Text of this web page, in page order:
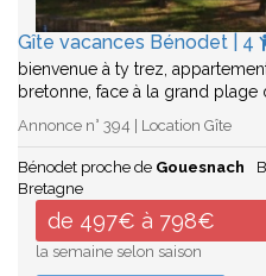
Gîte vacances Bénodet | 4
bienvenue à ty trez,
bretonne, face à la grand plage
Annonce n° 394 | Location Gîte
Bénodet proche de Gouesnach
Bretagne
de 497€ à 798€
la semaine selon saison